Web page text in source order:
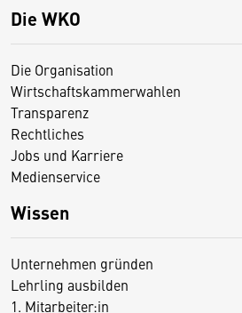
Die WKO
Die Organisation
Wirtschaftskammerwahlen
Transparenz
Rechtliches
Jobs und Karriere
Medienservice
Wissen
Unternehmen gründen
Lehrling ausbilden
1. Mitarbeiter:in